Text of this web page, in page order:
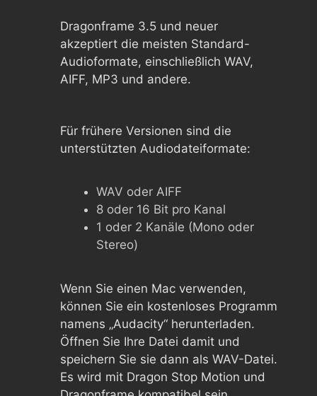
Dragonframe 3.5 und neuer
akzeptiert die meisten Standard-
Audioformate, einschließlich WAV,
AIFF, MP3 und andere.
Für frühere Versionen sind die
unterstützten Audiodateiformate:
WAV oder AIFF
8 oder 16 Bit pro Kanal
1 oder 2 Kanäle (Mono oder
Stereo)
Wenn Sie einen Mac verwenden,
können Sie ein kostenloses Programm
namens „Audacity“ herunterladen.
Öffnen Sie Ihre Datei damit und
speichern Sie sie dann als WAV-Datei.
Es wird mit Dragon Stop Motion und